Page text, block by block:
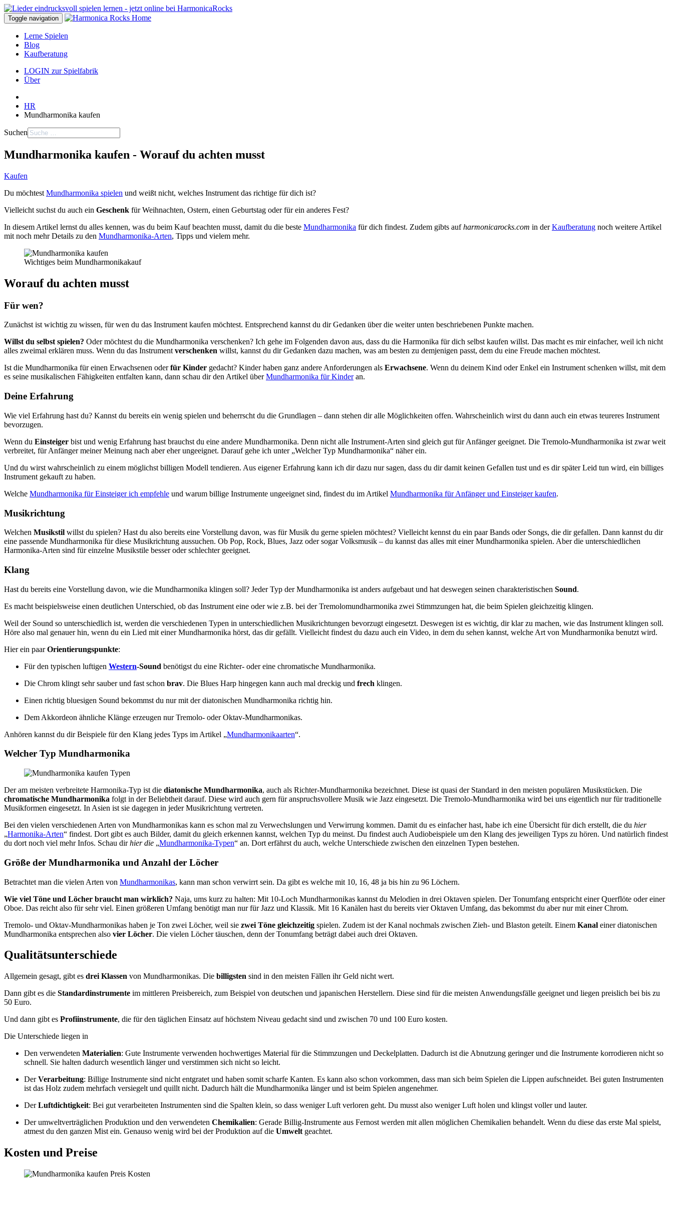
Toggle navigation
Lerne Spielen
Blog
Kaufberatung
LOGIN zur Spielfabrik
Über
HR
Mundharmonika kaufen
Suchen
Mundharmonika kaufen - Worauf du achten musst
Kaufen
Du möchtest Mundharmonika spielen und weißt nicht, welches Instrument das richtige für dich ist?
Vielleicht suchst du auch ein Geschenk für Weihnachten, Ostern, einen Geburtstag oder für ein anderes Fest?
In diesem Artikel lernst du alles kennen, was du beim Kauf beachten musst, damit du die beste Mundharmonika für dich findest. Zudem gibts aufharmonicarocks.com in derKaufberatung noch weitere Artikel
mit noch mehr Details zu den Mundharmonika-Arten, Tipps und vielem mehr.
Wichtiges beim Mundharmonikakauf
Worauf du achten musst
Für wen?
Zunächst ist wichtig zu wissen, für wen du das Instrument kaufen möchtest. Entsprechend kannst du dir Gedanken über die weiter unten beschriebenen Punkte machen.
Willst du selbst spielen? Oder möchtest du die Mundharmonika verschenken? Ich gehe im Folgenden davon aus, dass du die Harmonika für dich selbst kaufen willst. Das macht es mir einfacher, weil ich nicht
alles zweimal erklären muss. Wenn du das Instrument verschenken willst, kannst du dir Gedanken dazu machen, was am besten zu demjenigen passt, dem du eine Freude machen möchtest.
Ist die Mundharmonika für einen Erwachsenen oderfür Kinder gedacht? Kinder haben ganz andere Anforderungen als Erwachsene. Wenn du deinem Kind oder Enkel ein Instrument schenken willst, mit dem
es seine musikalischen Fähigkeiten entfalten kann, dann schau dir den Artikel überMundharmonika für Kinderan.
Deine Erfahrung
Wie viel Erfahrung hast du? Kannst du bereits ein wenig spielen und beherrscht du die Grundlagen – dann stehen dir alle Möglichkeiten offen. Wahrscheinlich wirst du dann auch ein etwas teureres Instrument
bevorzugen.
Wenn du Einsteiger bist und wenig Erfahrung hast brauchst du eine andere Mundharmonika. Denn nicht alle Instrument-Arten sind gleich gut für Anfänger geeignet. Die Tremolo-Mundharmonika ist zwar weit
verbreitet, für Anfänger meiner Meinung nach aber eher ungeeignet. Darauf gehe ich unter „Welcher Typ Mundharmonika“ näher ein.
Und du wirst wahrscheinlich zu einem möglichst billigen Modell tendieren. Aus eigener Erfahrung kann ich dir dazu nur sagen, dass du dir damit keinen Gefallen tust und es dir später Leid tun wird, ein billiges
Instrument gekauft zu haben.
Welche Mundharmonika für Einsteiger ich empfehle und warum billige Instrumente ungeeignet sind, findest du im Artikel Mundharmonika für Anfänger und Einsteiger kaufen.
Musikrichtung
Welchen Musikstil willst du spielen? Hast du also bereits eine Vorstellung davon, was für Musik du gerne spielen möchtest? Vielleicht kennst du ein paar Bands oder Songs, die dir gefallen. Dann kannst du dir
eine passende Mundharmonika für diese Musikrichtung aussuchen. Ob Pop, Rock, Blues, Jazz oder sogar Volksmusik – du kannst das alles mit einer Mundharmonika spielen. Aber die unterschiedlichen
Harmonika-Arten sind für einzelne Musikstile besser oder schlechter geeignet.
Klang
Hast du bereits eine Vorstellung davon, wie die Mundharmonika klingen soll? Jeder Typ der Mundharmonika ist anders aufgebaut und hat deswegen seinen charakteristischen Sound.
Es macht beispielsweise einen deutlichen Unterschied, ob das Instrument eine oder wie z.B. bei der Tremolomundharmonika zwei Stimmzungen hat, die beim Spielen gleichzeitig klingen.
Weil der Sound so unterschiedlich ist, werden die verschiedenen Typen in unterschiedlichen Musikrichtungen bevorzugt eingesetzt. Deswegen ist es wichtig, dir klar zu machen, wie das Instrument klingen soll.
Höre also mal genauer hin, wenn du ein Lied mit einer Mundharmonika hörst, das dir gefällt. Vielleicht findest du dazu auch ein Video, in dem du sehen kannst, welche Art von Mundharmonika benutzt wird.
Hier ein paarOrientierungspunkte:
Für den typischen luftigen Western-Sound benötigst du eine Richter- oder eine chromatische Mundharmonika.
Die Chrom klingt sehr sauber und fast schon brav. Die Blues Harp hingegen kann auch mal dreckig und frech klingen.
Einen richtig bluesigen Sound bekommst du nur mit der diatonischen Mundharmonika richtig hin.
Dem Akkordeon ähnliche Klänge erzeugen nur Tremolo- oder Oktav-Mundharmonikas.
Anhören kannst du dir Beispiele für den Klang jedes Typs im Artikel „Mundharmonikaarten“.
Welcher Typ Mundharmonika
Der am meisten verbreitete Harmonika-Typ ist die diatonische Mundharmonika, auch als Richter-Mundharmonika bezeichnet. Diese ist quasi der Standard in den meisten populären Musikstücken. Die
chromatische Mundharmonika folgt in der Beliebtheit darauf. Diese wird auch gern für anspruchsvollere Musik wie Jazz eingesetzt. Die Tremolo-Mundharmonika wird bei uns eigentlich nur für traditionelle
Musikformen eingesetzt. In Asien ist sie dagegen in jeder Musikrichtung vertreten.
Bei den vielen verschiedenen Arten von Mundharmonikas kann es schon mal zu Verwechslungen und Verwirrung kommen. Damit du es einfacher hast, habe ich eine Übersicht für dich erstellt, die du hier
„Harmonika-Arten“ findest. Dort gibt es auch Bilder, damit du gleich erkennen kannst, welchen Typ du meinst. Du findest auch Audiobeispiele um den Klang des jeweiligen Typs zu hören. Und natürlich findest
du dort noch viel mehr Infos. Schau dirhier die „Mundharmonika-Typen“ an. Dort erfährst du auch, welche Unterschiede zwischen den einzelnen Typen bestehen.
Größe der Mundharmonika und Anzahl der Löcher
Betrachtet man die vielen Arten von Mundharmonikas, kann man schon verwirrt sein. Da gibt es welche mit 10, 16, 48 ja bis hin zu 96 Löchern.
Wie viel Töne und Löcher braucht man wirklich? Naja, ums kurz zu halten: Mit 10-Loch Mundharmonikas kannst du Melodien in drei Oktaven spielen. Der Tonumfang entspricht einer Querflöte oder einer
Oboe. Das reicht also für sehr viel. Einen größeren Umfang benötigt man nur für Jazz und Klassik. Mit 16 Kanälen hast du bereits vier Oktaven Umfang, das bekommst du aber nur mit einer Chrom.
Tremolo- und Oktav-Mundharmonikas haben je Ton zwei Löcher, weil sie zwei Töne gleichzeitig spielen. Zudem ist der Kanal nochmals zwischen Zieh- und Blaston geteilt. Einem Kanal einer diatonischen
Mundharmonika entsprechen also vier Löcher. Die vielen Löcher täuschen, denn der Tonumfang beträgt dabei auch drei Oktaven.
Qualitätsunterschiede
Allgemein gesagt, gibt es drei Klassen von Mundharmonikas. Die billigsten sind in den meisten Fällen ihr Geld nicht wert.
Dann gibt es die Standardinstrumente im mittleren Preisbereich, zum Beispiel von deutschen und japanischen Herstellern. Diese sind für die meisten Anwendungsfälle geeignet und liegen preislich bei bis zu
50 Euro.
Und dann gibt es Profiinstrumente, die für den täglichen Einsatz auf höchstem Niveau gedacht sind und zwischen 70 und 100 Euro kosten.
Die Unterschiede liegen in
Den verwendeten Materialien: Gute Instrumente verwenden hochwertiges Material für die Stimmzungen und Deckelplatten. Dadurch ist die Abnutzung geringer und die Instrumente korrodieren nicht so
schnell. Sie halten dadurch wesentlich länger und verstimmen sich nicht so leicht.
DerVerarbeitung: Billige Instrumente sind nicht entgratet und haben somit scharfe Kanten. Es kann also schon vorkommen, dass man sich beim Spielen die Lippen aufschneidet. Bei guten Instrumenten
ist das Holz zudem mehrfach versiegelt und quillt nicht. Dadurch hält die Mundharmonika länger und ist beim Spielen angenehmer.
DerLuftdichtigkeit: Bei gut verarbeiteten Instrumenten sind die Spalten klein, so dass weniger Luft verloren geht. Du musst also weniger Luft holen und klingst voller und lauter.
Der umweltverträglichen Produktion und den verwendeten Chemikalien: Gerade Billig-Instrumente aus Fernost werden mit allen möglichen Chemikalien behandelt. Wenn du diese das erste Mal spielst,
atmest du den ganzen Mist ein. Genauso wenig wird bei der Produktion auf die Umwelt geachtet.
Kosten und Preise